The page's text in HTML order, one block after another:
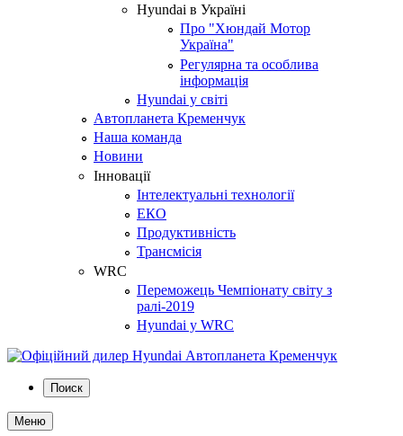
Hyundai в Україні
Про "Хюндай Мотор
Україна"
Регулярна та особлива
інформація
Hyundai у світі
Автопланета Кременчук
Наша команда
Новини
Інновації
Інтелектуальні технології
ЕКО
Продуктивність
Трансмісія
WRC
Переможець Чемпіонату світу з
ралі-2019
Hyundai у WRC
Поиск
Меню